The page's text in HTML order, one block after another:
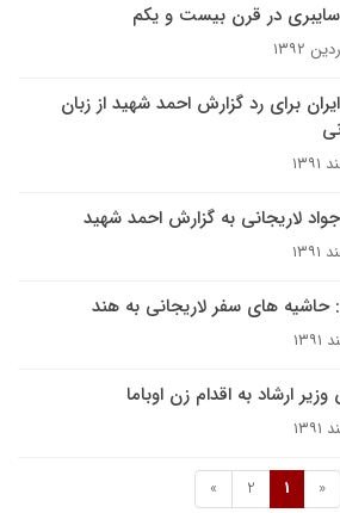
در قرن بیست و یکم
برای رد گزارش احمد شهید از زبان
لاریجانی به گزارش احمد شهید
های سفر لاریجانی به هند
ارشاد به اقدام زن اوباما
«
1
2
»